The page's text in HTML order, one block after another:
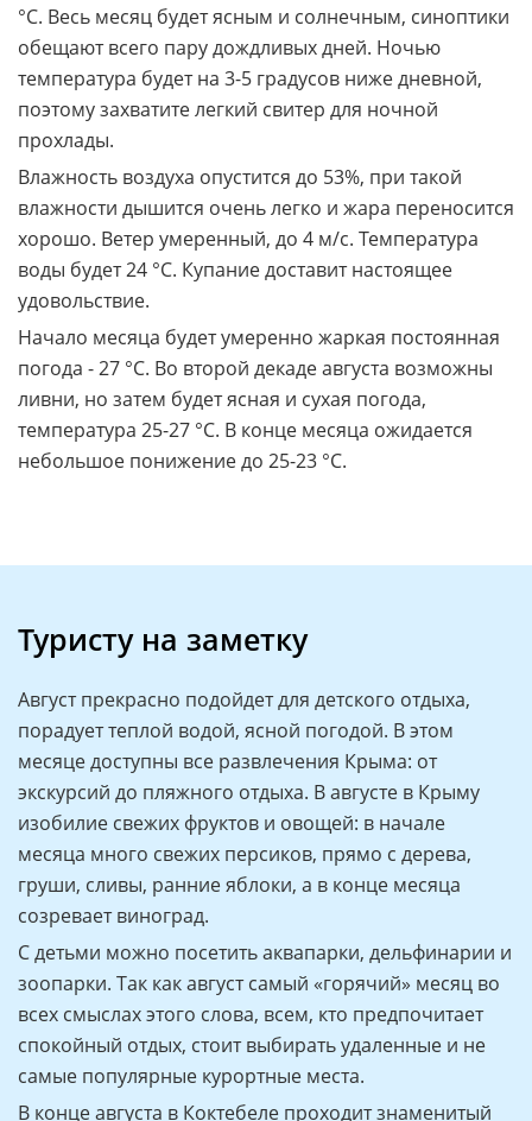
°C. Весь месяц будет ясным и солнечным, синоптики
обещают всего пару дождливых дней. Ночью
температура будет на 3-5 градусов ниже дневной,
поэтому захватите легкий свитер для ночной
прохлады.
Влажность воздуха опустится до 53%, при такой
влажности дышится очень легко и жара переносится
хорошо. Ветер умеренный, до 4 м/с. Температура
воды будет 24 °C. Купание доставит настоящее
удовольствие.
Начало месяца будет умеренно жаркая постоянная
погода - 27 °C. Во второй декаде августа возможны
ливни, но затем будет ясная и сухая погода,
температура 25-27 °C. В конце месяца ожидается
небольшое понижение до 25-23 °C.
Туристу на заметку
Август прекрасно подойдет для детского отдыха,
порадует теплой водой, ясной погодой. В этом
месяце доступны все развлечения Крыма: от
экскурсий до пляжного отдыха. В августе в Крыму
изобилие свежих фруктов и овощей: в начале
месяца много свежих персиков, прямо с дерева,
груши, сливы, ранние яблоки, а в конце месяца
созревает виноград.
С детьми можно посетить аквапарки, дельфинарии и
зоопарки. Так как август самый «горячий» месяц во
всех смыслах этого слова, всем, кто предпочитает
спокойный отдых, стоит выбирать удаленные и не
самые популярные курортные места.
В конце августа в Коктебеле проходит знаменитый